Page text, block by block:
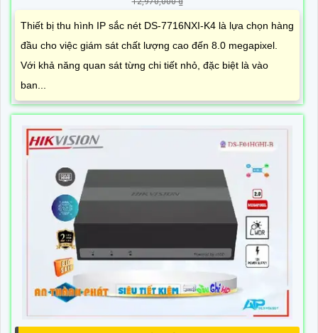
Thiết bị thu hình IP sắc nét DS-7716NXI-K4 là lựa chọn hàng
đầu cho việc giám sát chất lượng cao đến 8.0 megapixel.
Với khả năng quan sát từng chi tiết nhỏ, đặc biệt là vào
ban...